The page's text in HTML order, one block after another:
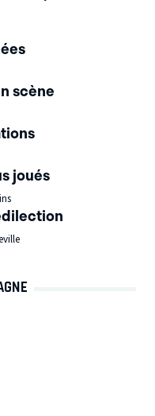
scène
joués